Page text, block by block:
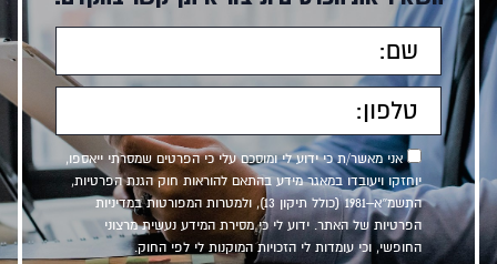
אני מאשר/ת כי ידוע לי ומוסכם עלי כי הפרטים שמסרתי ייאספו,
יוחזקו ויעובדו במאגר מידע בהתאם להוראות חוק הגנת הפרטיות,
התשמ״א–1981 (כולל תיקון 13), ולמטרות המפורטות במדיניות
הפרטיות של האתר. ידוע לי כי מסירת המידע נעשית מרצוני
החופשי, וכי עומדות לי הזכויות המוקנות לי לפי החוק.